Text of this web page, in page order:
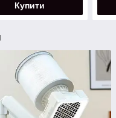
Купити